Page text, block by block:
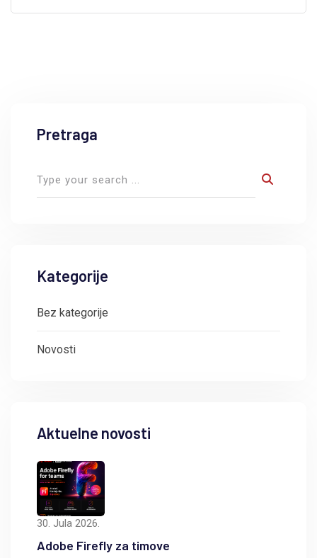
Pretraga
Kategorije
Bez kategorije
Novosti
Aktuelne novosti
30. Jula 2026.
Adobe Firefly za timove